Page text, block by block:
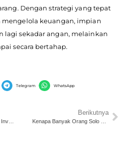
Dengan strategi yang tepat
mengelola keuangan, impian
lagi sekadar angan, melainkan
secara bertahap.
Telegram WhatsApp
Mengapa Hunian Menjadi Investasi yang Menjanjikan? Berikut Penjelasannya
Berikutnya
Kenapa Banyak Orang Solo Kini Beli Rumah di Pinggiran Kota?